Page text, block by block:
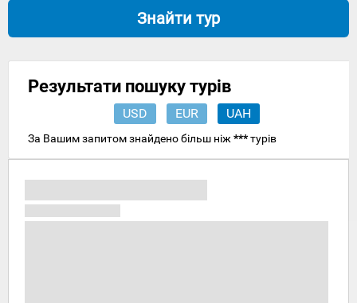
Знайти тур
Результати пошуку турів
USD EUR UAH
За Вашим запитом знайдено більш ніж ***турів